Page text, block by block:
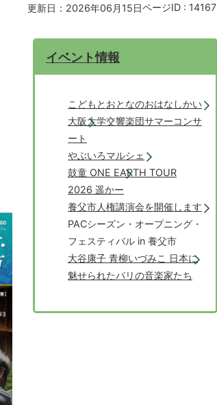
更新日：2026年06月15日ページID : 14167
イベント情報
こどもとおとなのおはなしかい
大阪大学交響楽団サマーコンサ
ート
やぶいろマルシェ
鼓童 ONE EARTH TOUR
2026 遥かー
養父市人権講演会を開催します
PACシーズン・オープニング・
フェスティバル in 養父市
大谷康子 青柳いづみこ 日本に
魅せられたパリの音楽家たち